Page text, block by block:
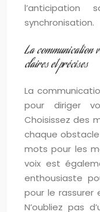
synchronisation.
La communication
claires et précises
La
pour diriger
Choisissez des
chaque
mots pour les
voix est
enthousiaste
pour le rassurer
N’oubliez pas